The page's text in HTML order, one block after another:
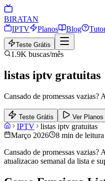
BIRATAN
IPTV
Planos Blog
Teste Grátis
1.9K buscas/mês
listas iptv gratuitas
Cansado de promessas
Teste Grátis Ver Planos
IPTV
listas iptv gratuitas
Março 2026
8 min de leitura
Cansado de promessas
atualizacao semanal da lista e